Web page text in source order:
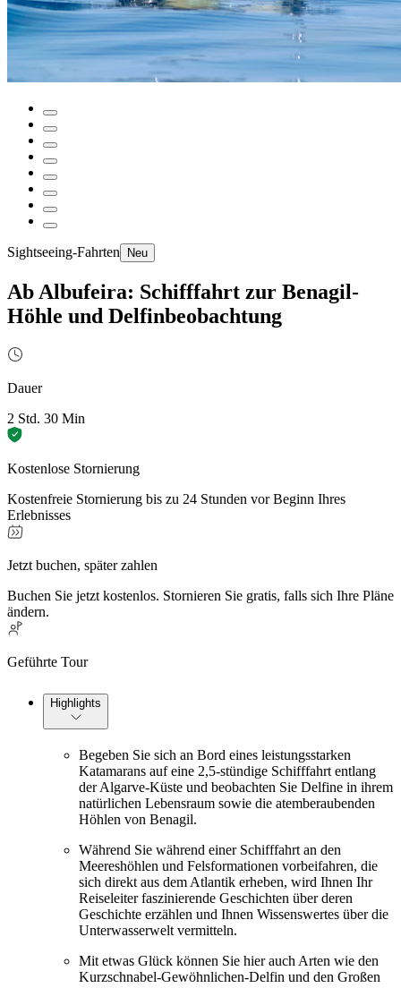
Sightseeing-Fahrten Neu
Ab Albufeira: Schifffahrt zur Benagil-
Höhle und Delfinbeobachtung
Dauer
2 Std. 30 Min
Kostenlose Stornierung
Kostenfreie Stornierung bis zu 24 Stunden vor Beginn Ihres
Erlebnisses
Jetzt buchen, später zahlen
Buchen Sie jetzt kostenlos. Stornieren Sie gratis, falls sich Ihre Pläne
ändern.
Geführte Tour
Highlights
Begeben Sie sich an Bord eines leistungsstarken
Katamarans auf eine 2,5-stündige Schifffahrt entlang
der Algarve-Küste und beobachten Sie Delfine in ihrem
natürlichen Lebensraum sowie die atemberaubenden
Höhlen von Benagil.
Während Sie während einer Schifffahrt an den
Meereshöhlen und Felsformationen vorbeifahren, die
sich direkt aus dem Atlantik erheben, wird Ihnen Ihr
Reiseleiter faszinierende Geschichten über deren
Geschichte erzählen und Ihnen Wissenswertes über die
Unterwasserwelt vermitteln.
Mit etwas Glück können Sie hier auch Arten wie den
Kurzschnabel-Gewöhnlichen-Delfin und den Großen